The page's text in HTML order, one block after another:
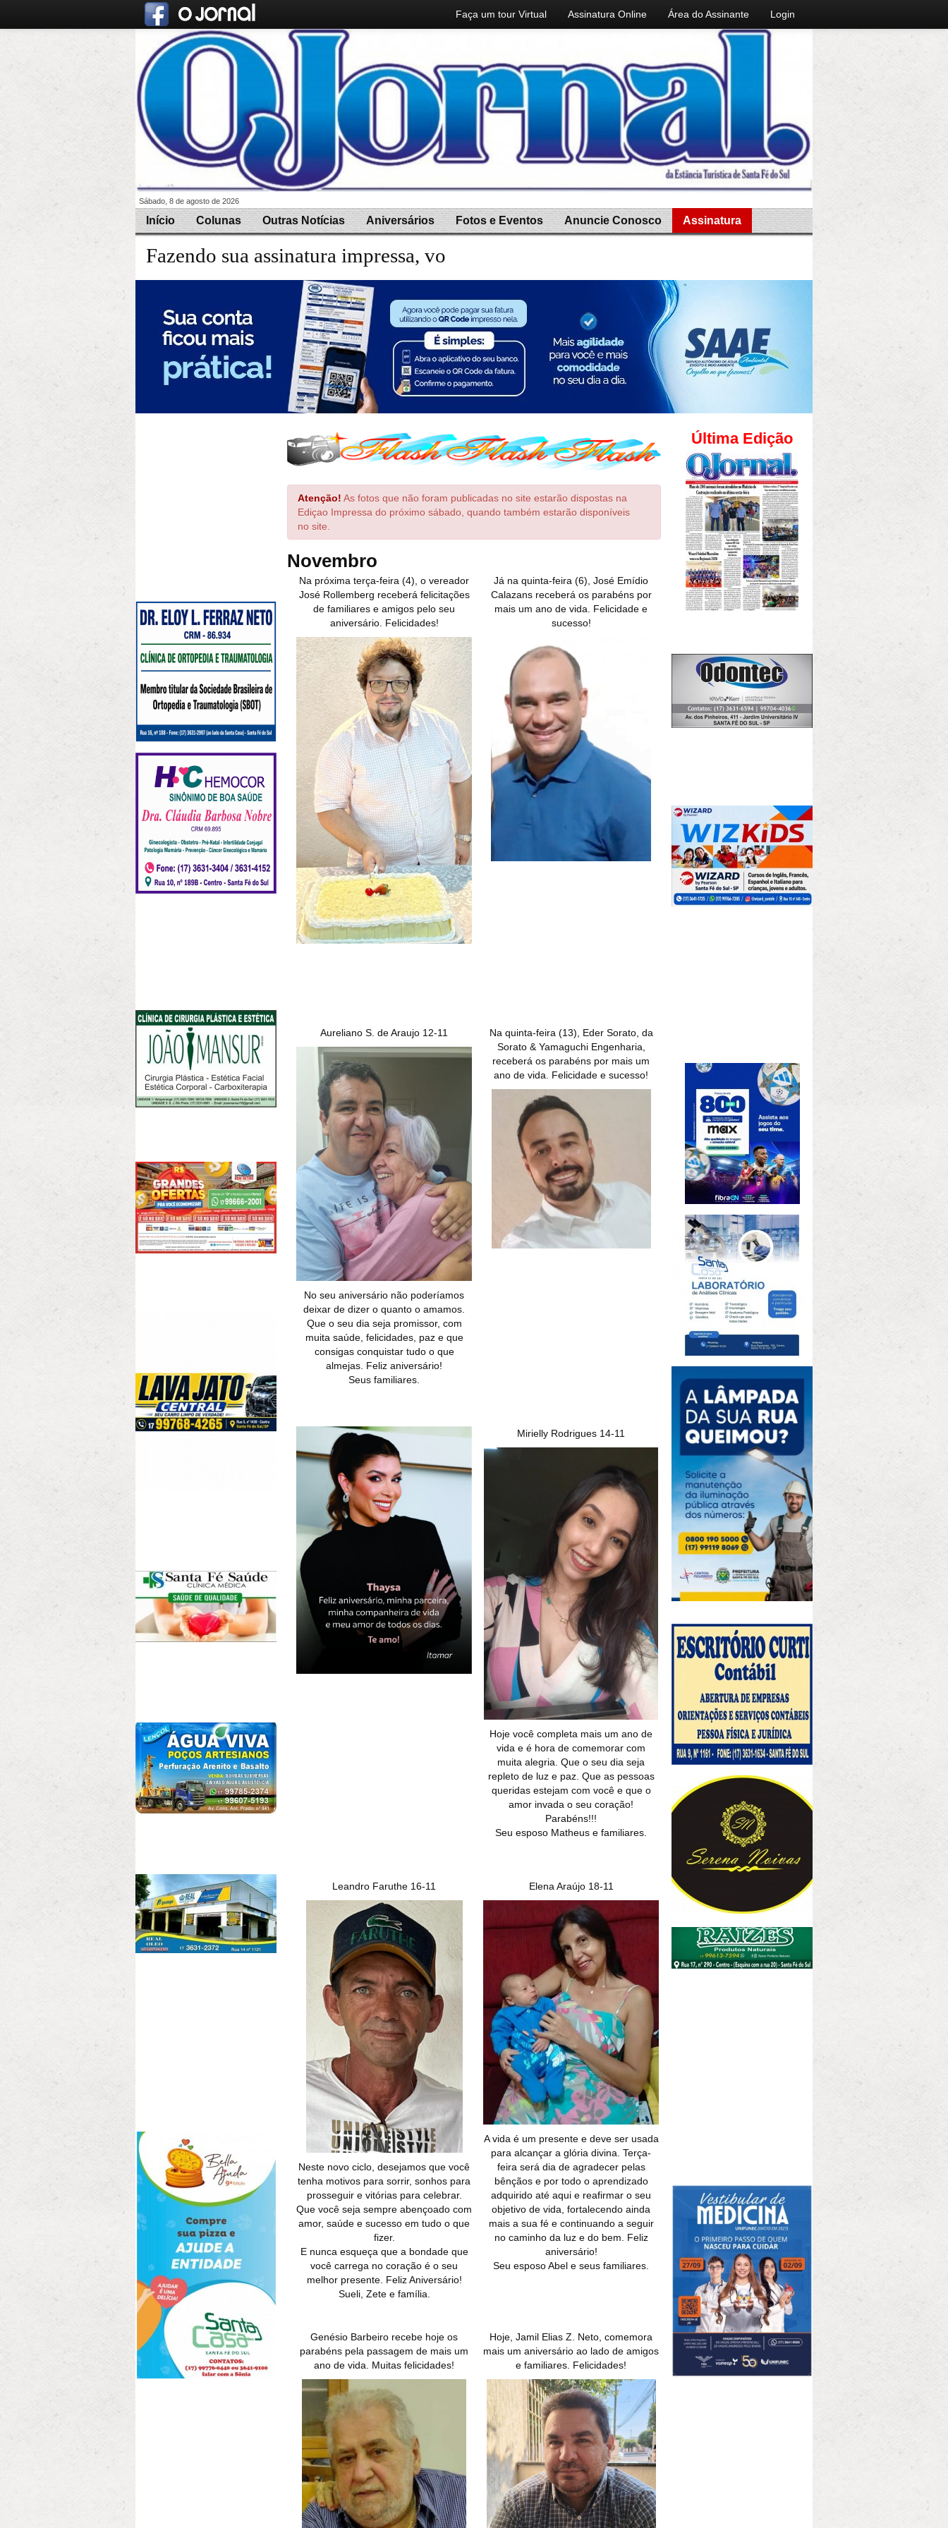
Faça um tour Virtual Assinatura Online Área do Assinante Login
Sábado, 8 de agosto de 2026
Início Colunas Outras Notícias Aniversários Fotos e Eventos Anuncie Conosco Assinatura
Fazendo sua assinatura impressa, você ganha a assin
Atenção! As fotos que não foram publicadas no site estarão dispostas na
Ediçao Impressa do próximo sábado, quando também estarão disponíveis
no site.
Novembro
Na próxima terça-feira (4), o vereador
José Rollemberg receberá felicitações
de familiares e amigos pelo seu
aniversário. Felicidades!
Já na quinta-feira (6), José Emídio
Calazans receberá os parabéns por
mais um ano de vida. Felicidade e
sucesso!
Aureliano S. de Araujo 12-11
No seu aniversário não poderíamos
deixar de dizer o quanto o amamos.
Que o seu dia seja promissor, com
muita saúde, felicidades, paz e que
consigas conquistar tudo o que
almejas. Feliz aniversário!
Seus familiares.
Na quinta-feira (13), Eder Sorato, da
Sorato & Yamaguchi Engenharia,
receberá os parabéns por mais um
ano de vida. Felicidade e sucesso!
Mirielly Rodrigues 14-11
Hoje você completa mais um ano de
vida e é hora de comemorar com
muita alegria. Que o seu dia seja
repleto de luz e paz. Que as pessoas
queridas estejam com você e que o
amor invada o seu coração!
Parabéns!!!
Seu esposo Matheus e familiares.
Leandro Faruthe 16-11
Neste novo ciclo, desejamos que você
tenha motivos para sorrir, sonhos para
prosseguir e vitórias para celebrar.
Que você seja sempre abençoado com
amor, saúde e sucesso em tudo o que
fizer.
E nunca esqueça que a bondade que
você carrega no coração é o seu
melhor presente. Feliz Aniversário!
Sueli, Zete e família.
Elena Araújo 18-11
A vida é um presente e deve ser usada
para alcançar a glória divina. Terça-
feira será dia de agradecer pelas
bênçãos e por todo o aprendizado
adquirido até aqui e reafirmar o seu
objetivo de vida, fortalecendo ainda
mais a sua fé e continuando a seguir
no caminho da luz e do bem. Feliz
aniversário!
Seu esposo Abel e seus familiares.
Genésio Barbeiro recebe hoje os
parabéns pela passagem de mais um
ano de vida. Muitas felicidades!
Hoje, Jamil Elias Z. Neto, comemora
mais um aniversário ao lado de amigos
e familiares. Felicidades!
Última Edição